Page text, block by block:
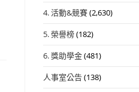
4. 活動&競賽(2,630)
5. 榮譽榜(182)
6. 獎助學金(481)
人事室公告(138)